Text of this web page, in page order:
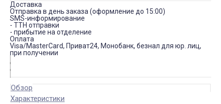
Доставка
Отправка в день заказа (оформление до 15:00)
SMS-информирование
- ТТН отправки
- прибытие на отделение
Оплата
Visa/MasterCard, Приват24, Монобанк, безнал для юр. лиц,
при получении
Обзор
Характеристики